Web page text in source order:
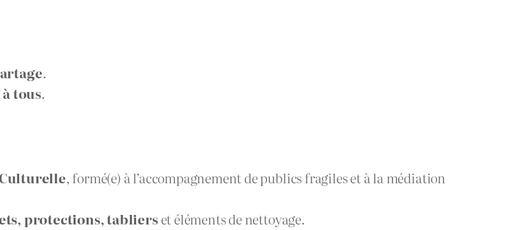
.
tous.
, formé(e) à l’accompagnement de publics fragiles et à la médiation
protections, tablierset éléments de nettoyage.